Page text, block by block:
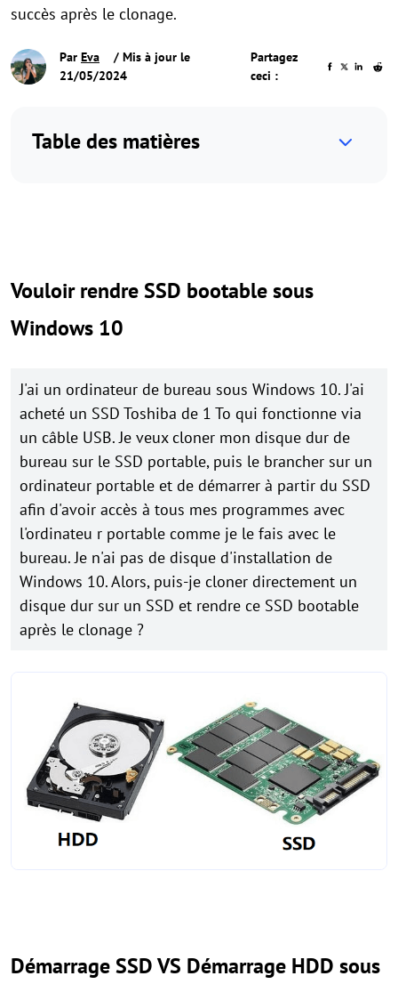
succès après le clonage.
Par Eva
/ Mis à jour le
21/05/2024
Partagez
ceci :
Table des matières
Vouloir rendre SSD bootable sous
Windows 10
J'ai un ordinateur de bureau sous Windows 10. J'ai
acheté un SSD Toshiba de 1 To qui fonctionne via
un câble USB. Je veux cloner mon disque dur de
bureau sur le SSD portable, puis le brancher sur un
ordinateur portable et de démarrer à partir du SSD
afin d'avoir accès à tous mes programmes avec
l'ordinateu r portable comme je le fais avec le
bureau. Je n'ai pas de disque d'installation de
Windows 10. Alors, puis-je cloner directement un
disque dur sur un SSD et rendre ce SSD bootable
après le clonage ?
Démarrage SSD VS Démarrage HDD sous